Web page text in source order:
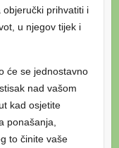
prihvatiti i
u njegov tijek i
će se jednostavno
nad vašom
kad osjetite
ponašanja,
to činite vaše